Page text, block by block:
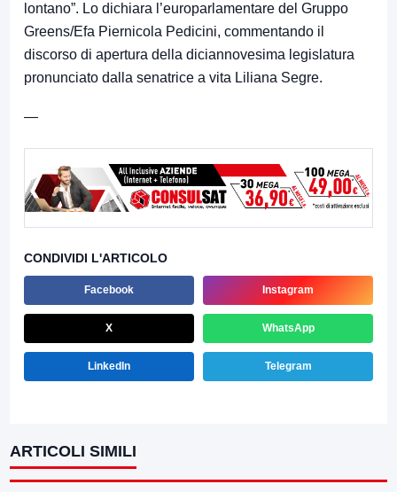
lontano”. Lo dichiara l’europarlamentare del Gruppo
Greens/Efa Piernicola Pedicini, commentando il
discorso di apertura della diciannovesima legislatura
pronunciato dalla senatrice a vita Liliana Segre.
—
CONDIVIDI L'ARTICOLO
Facebook Instagram
X WhatsApp
LinkedIn Telegram
ARTICOLI SIMILI